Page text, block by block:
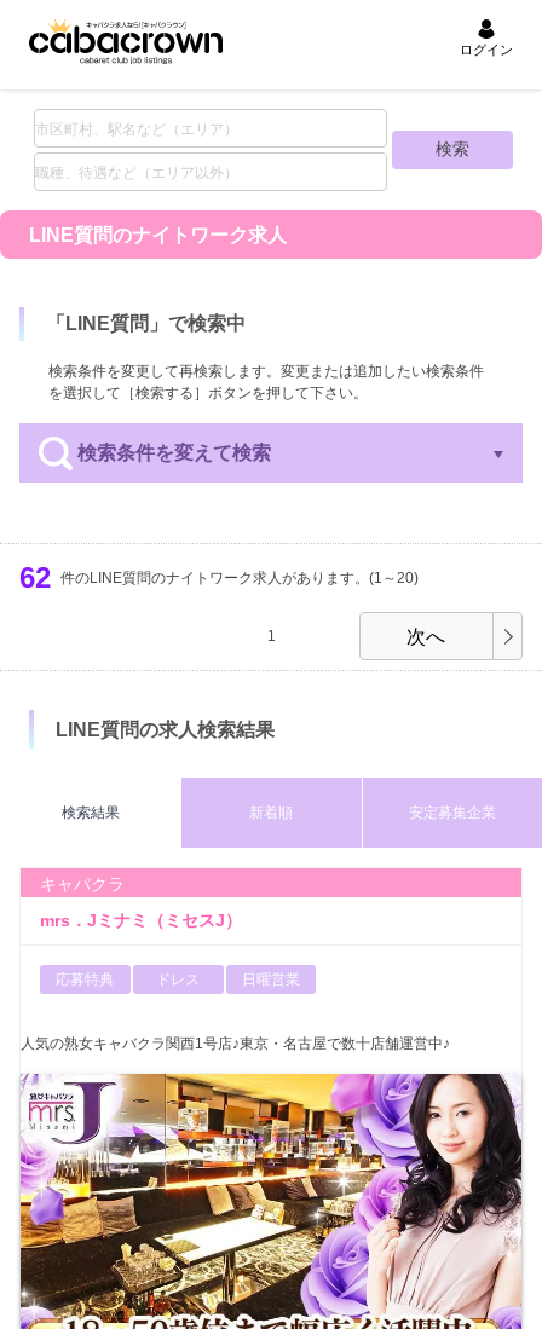
ログイン
LINE質問のナイトワーク求人
「 LINE質問 」で検索中
検索条件を変更して再検索します。変更または追加したい検索条件
を選択して［検索する］ボタンを押して下さい。
検索条件を変えて検索
服装
募集年齢
体入時給
円以上
62 件のLINE質問のナイトワーク求人があります。(1～20)
1 次へ
LINE質問の求人検索結果
検索結果 新着順 安定募集企業
キャバクラ
mrs．Jミナミ（ミセスJ）
応募特典 ドレス 日曜営業
人気の熟女キャバクラ関西1号店♪東京・名古屋で数十店舗運営中♪